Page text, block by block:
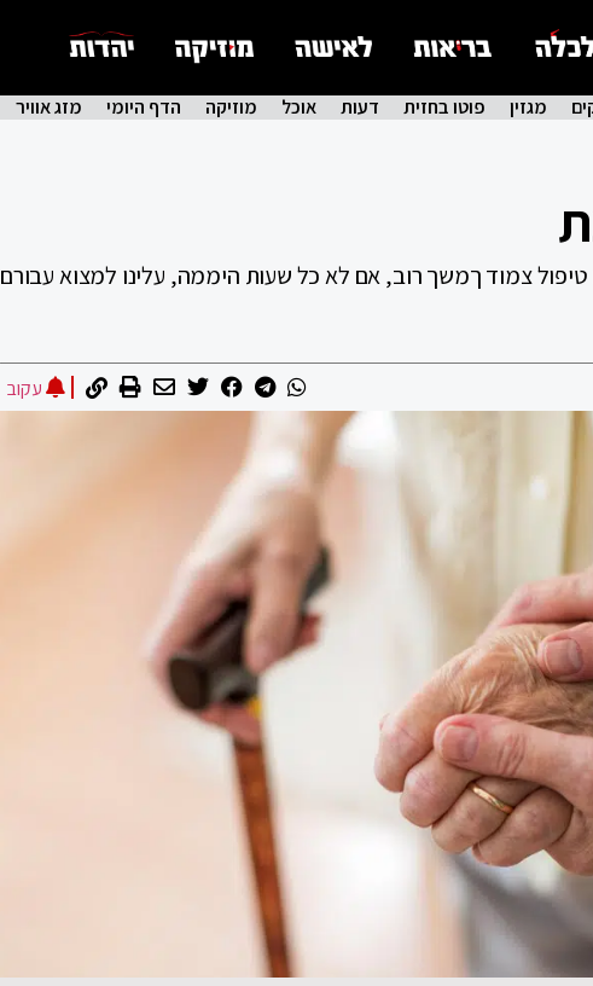
מגזין פוטו בחזית דעות אוכל מוזיקה הדף היומי מזג אוויר
טיפול צמוד ךמשך רוב, אם לא כל שעות היממה, עלינו למצוא עבורם
עקוב